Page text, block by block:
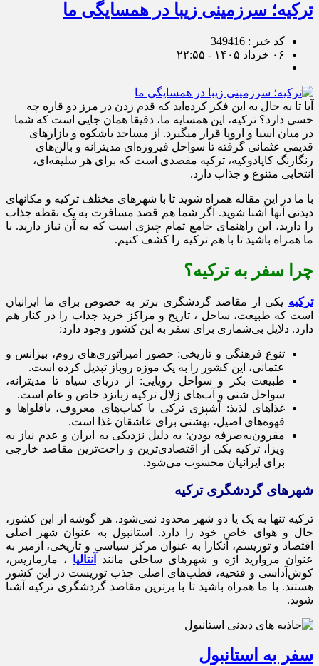
ترکیه؛ سرزمینی زیبا در همسایگی ما
کد خبر : 349416
۰۶ خرداد ۱۴۰۵ - ۲۲:۵۵
آیا تا به حال به این فکر کرده‌اید که قدم زدن در مرز دو قاره چه
حسی دارد؟ ترکیه، این همسایه ما، دقیقا همان جایی است که شما
در میان اسیا و اروپا قرار میگیرد. از مساجد باشکوه و بازارهای
قدیمی عثمانی گرفته تا سواحل فیروزه‌ای مدیترانه و بالن‌های
رنگارنگ کاپادوکیه، ترکیه مقصدی است که برای هر سلیقه‌ای،
انتخابی متنوع و جذاب دارد.
با ما در این مقاله همراه شوید تا با شهرهای مختلف ترکیه و مکانهای
دیدنی آنها آشنا شوید. اگر شما هم قصد مسافرت به یک نقطه جذاب
را دارید، این راهنمای جامع تمام چیزی است که به آن نیاز دارید. با
ما همراه باشید تا با هم ترکیه را کشف کنیم.
چرا سفر به ترکیه؟
ترکیه یکی از مقاصد گردشگری برتر به خصوص برای ما ایرانیان
است که طبیعت، ساحل ، تاریخ و مراکز خرید جذاب را در کنار هم
دارد. دلایل بی‌شماری برای سفر به این کشور وجود دارد:
تنوع فرهنگی و تاریخی: حضور امپراتوری‌های روم، بیزانس و
عثمانی، این کشور را به یک موزه روباز تبدیل کرده است.
طبیعت بکر و سواحل رویایی: از دریای سیاه تا مدیترانه،
سواحل شنی و آب‌های زلال ترکیه زبانزد خاص و عام است.
غذاهای لذیذ: آشپزی ترکی با کباب‌های معروف، باقلواها و
قهوه‌های اصیل، بهشتی برای عاشقان غذا است.
مقرون‌به‌صرفه بودن: به دلیل نزدیکی به ایران و عدم نیاز به
ویزا، ترکیه یکی از اقتصادی‌ترین و راحت‌ترین مقاصد خارجی
برای ایرانیان محسوب می‌شود.
شهرهای گردشگری ترکیه
ترکیه تنها به یک یا دو شهر محدود نمی‌شود. هر گوشه از این کشور،
حال و هوای خاص خود را دارد. استانبول به عنوان شهر اصلی
اقتصاد و توریسم، آنکارا به عنوان مرکز سیاسی و تاریخی، ازمیر به
عنوان مروارید اژه و شهرهای ساحلی مانند
آنتالیا ، مارماریس،
کوش‌آداسی و فتحیه، قطب‌های اصلی جذب توریست در این کشور
هستند. با ما همراه باشید تا با برترین مقاصد گردشگری ترکیه آشنا
شوید.
سفر به استانبول